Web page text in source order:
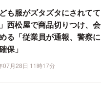
ども服がズタズタにされてて
西松屋で商品切りつけ、会
る「従業員が通報、警察に
保」
07月28日 11時17分